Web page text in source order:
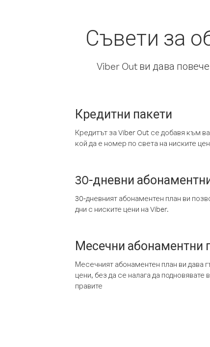
Съвети за
Viber Out ви дава
Кредитни пакети
Кредитът за Viber Out се добавя към
кой да е номер по света на ниските
30-дневни
30-дневният абонаментен план ви
дни с ниските цени на Viber.
Месечни абонаментни
Месечният абонаментен план ви дава
цени, без да се налага да
правите